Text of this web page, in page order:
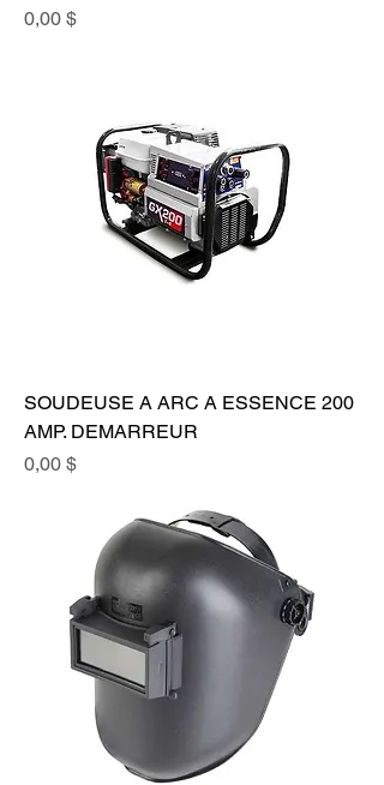
Prix
0,00 $
SOUDEUSE A ARC A ESSENCE 200
AMP. DEMARREUR
Prix
0,00 $